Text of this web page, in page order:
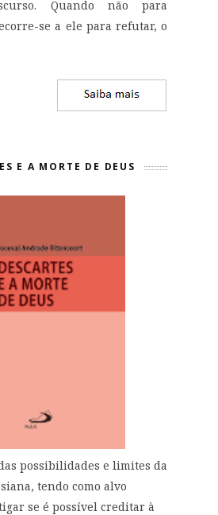
Quando não para
se a ele para refutar, o
E A MORTE DE DEUS
possibilidades e limites da
tendo como alvo
se é possível creditar à